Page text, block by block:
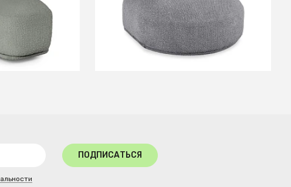
Пуф торцевой Fabro
В КОРЗИНУ
ПОДПИСАТЬСЯ